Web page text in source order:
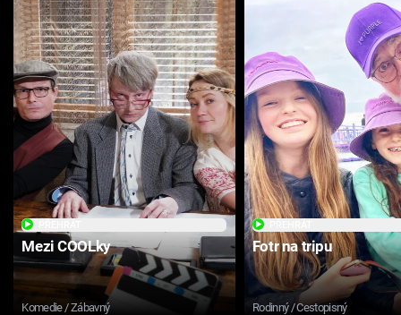
Mezi COOLky
Komedie / Zábavný
Fotr na tripu
Rodinný / Cestopisný